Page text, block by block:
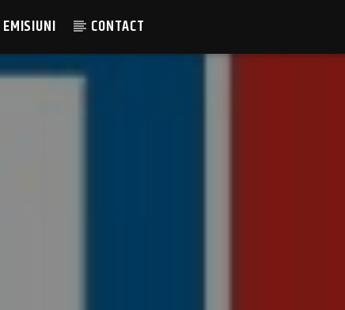
EMISIUNI CONTACT